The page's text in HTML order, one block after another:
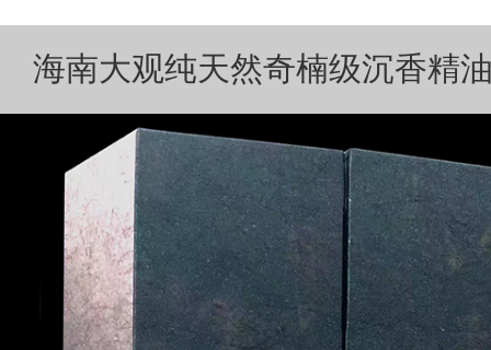
海南大观纯天然奇楠级沉香精